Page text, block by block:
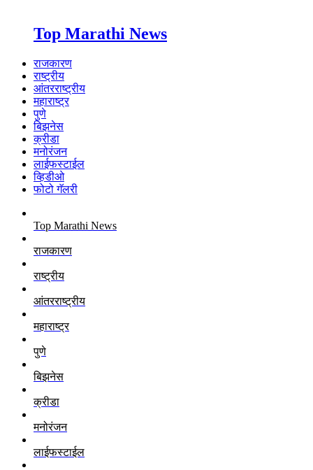
Top Marathi News
राजकारण
राष्ट्रीय
आंतरराष्ट्रीय
महाराष्ट्र
पुणे
बिझनेस
क्रीडा
मनोरंजन
लाईफस्टाईल
व्हिडीओ
फोटो गॅलरी
Top Marathi News
राजकारण
राष्ट्रीय
आंतरराष्ट्रीय
महाराष्ट्र
पुणे
बिझनेस
क्रीडा
मनोरंजन
लाईफस्टाईल